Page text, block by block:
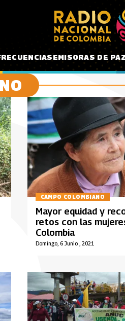
EMISORAS DE PAZ
CAMPO COLOMBIANO
Domingo, 6 Junio , 2021
Mayor equidad y
retos con las
Colombia